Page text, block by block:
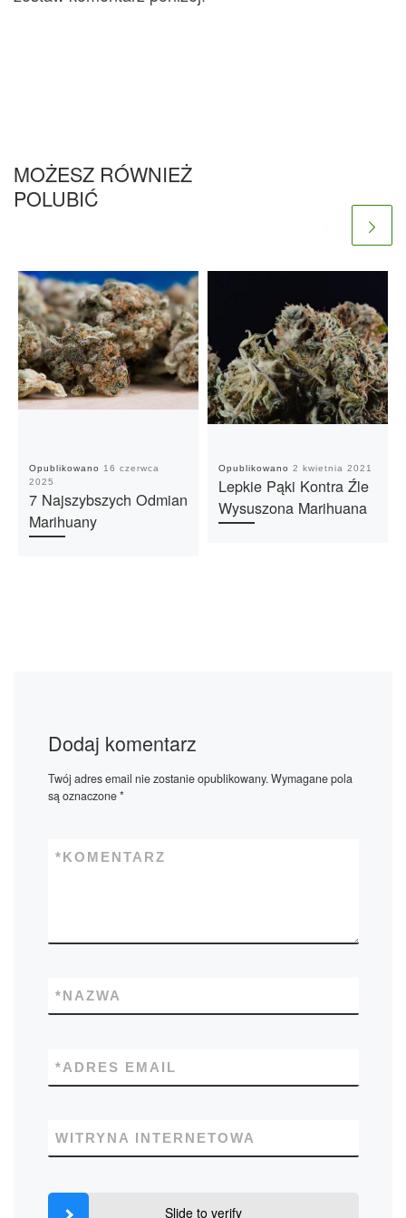
MOŻESZ RÓWNIEŻ
POLUBIĆ
Opublikowano
16 czerwca
2025
7 Najszybszych Odmian
Marihuany
Opublikowano 2 kwietnia 2021
Lepkie Pąki Kontra Źle
Wysuszona Marihuana
Dodaj komentarz
Twój adres email nie zostanie opublikowany.Wymagane pola
są oznaczone*
KOMENTARZ
*
NAZWA
*
ADRES EMAIL
*
WITRYNA INTERNETOWA
Slide to verify